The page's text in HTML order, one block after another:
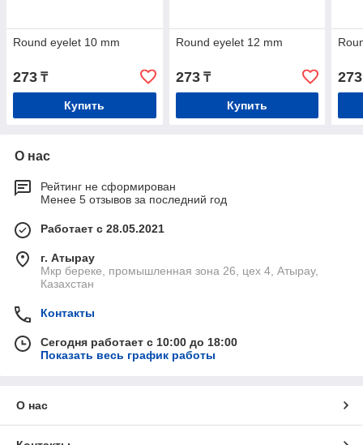
Round eyelet 10 mm
273 ₸
Купить
Round eyelet 12 mm
273₸
Купить
273
О нас
Рейтинг не сформирован
Менее 5 отзывов за последний год
Работает с 28.05.2021
г. Атырау
Мкр береке, промышленная зона 26, цех 4, Атырау,
Казахстан
Контакты
Сегодня работает с 10:00 до 18:00
Показать весь график работы
О нас